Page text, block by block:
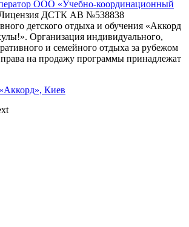
ООО «Учебно-координационный
ДСТК АВ №538838
детского отдыха и обучения «Аккорд
Организация индивидуального,
и семейного отдыха за рубежом
на продажу программы принадлежат